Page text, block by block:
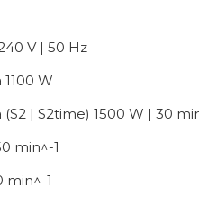
V | 50 Hz
W
| S2time) 1500 W | 30
min^-1
min^-1